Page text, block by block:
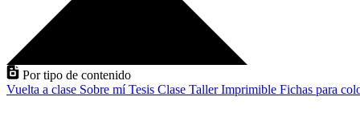
Por tipo de contenido
Vuelta a clase Sobre míTesis Clase TallerImprimible Fichas para